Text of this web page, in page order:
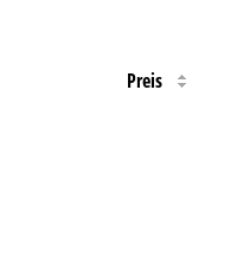
Preis